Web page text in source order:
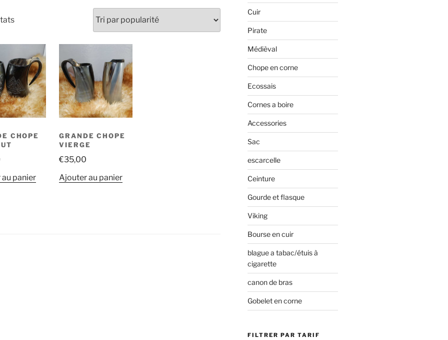
CHOPE
panier
GRANDE CHOPE
VIERGE
€35,00
Ajouter au panier
Cuir
Pirate
Médièval
Chope en corne
Ecossais
Cornes a boire
Accessories
Sac
escarcelle
Ceinture
Gourde et flasque
Viking
Bourse en cuir
blague a tabac/étuis à
cigarette
canon de bras
Gobelet en corne
FILTRER PAR TARIF